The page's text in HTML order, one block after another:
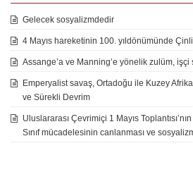
Gelecek sosyalizmdedir
4 Mayıs hareketinin 100. yıldönümünde
Assange’a ve Manning’e yönelik zulüm, işçi
Emperyalist savaş, Ortadoğu ile Kuzey
ve Sürekli Devrim
Uluslararası Çevrimiçi 1 Mayıs
Sınıf mücadelesinin canlanması ve